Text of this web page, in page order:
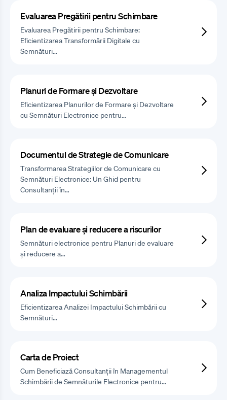
Evaluarea Pregătirii pentru Schimbare
Evaluarea Pregătirii pentru Schimbare:
Eficientizarea Transformării Digitale cu
Semnături…
Planuri de Formare și Dezvoltare
Eficientizarea Planurilor de Formare și Dezvoltare
cu Semnături Electronice pentru…
Documentul de Strategie de Comunicare
Transformarea Strategiilor de Comunicare cu
Semnături Electronice: Un Ghid pentru
Consultanții în…
Plan de evaluare și reducere a riscurilor
Semnături electronice pentru Planuri de evaluare
și reducere a…
Analiza Impactului Schimbării
Eficientizarea Analizei Impactului Schimbării cu
Semnături…
Carta de Proiect
Cum Beneficiază Consultanții în Managementul
Schimbării de Semnăturile Electronice pentru…